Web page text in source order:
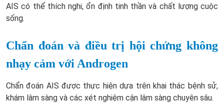
AIS có thể thích nghi, ổn định tinh thần và chất lượng cuộc
sống.
Chẩn đoán và điều trị hội chứng không
nhạy cảm với Androgen
Chẩn đoán AIS được thực hiện dựa trên khai thác bệnh sử,
khám lâm sàng và các xét nghiệm cận lâm sàng chuyên sâu.